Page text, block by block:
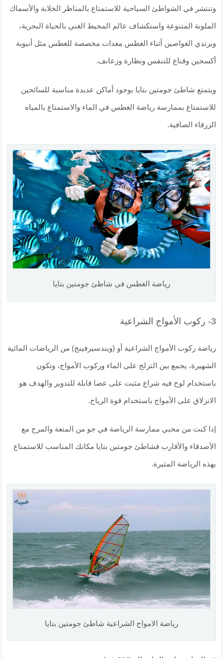
وتنتشر في الشواطئ السياحية للاستمتاع بالمناظر الخلابة والأسماك
الملونة المتنوعة واستكشاف عالم المحيط الغني بالحياة البحرية،
ويرتدي الغواصين أثناء الغطس معدات مخصصة للغطس مثل أنبوبة
أكسجين وقناع للتنفس ونظارة وزعانف.
ويتمتع شاطئ جومتين بتايا بوجود أماكن عديدة مناسبة للسائحين
للاستمتاع بممارسة رياضة الغطس في الماء والاستمتاع بالمياه
الزرقاء الصافية.
رياضة الغطس في شاطئ جومتين بتايا
3- ركوب الأمواج الشراعية
رياضة ركوب الأمواج الشراعية أو (ويندسيرفينج) من الرياضات المائية
الشهيرة، يجمع بين التزلج على الماء وركوب الأمواج، وتكون
باستخدام لوح فيه شراع مثبت على عصا قابلة للتدوير والهدف هو
الانزلاق على الأمواج باستخدام قوة الرياح.
إذا كنت من محبي ممارسة الرياضة في جو من المتعة والمرح مع
الأصدقاء والأقارب فشاطئ جومتين بتايا مكانك المناسب للاستمتاع
بهذه الرياضة المثيرة.
رياضة الامواج الشراعية شاطئ جومتين بتايا